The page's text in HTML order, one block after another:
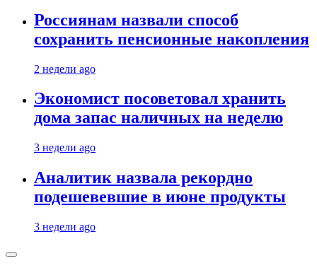
Россиянам назвали способ
сохранить пенсионные накопления
2 недели ago
Экономист посоветовал хранить
дома запас наличных на неделю
3 недели ago
Аналитик назвала рекордно
подешевевшие в июне продукты
3 недели ago